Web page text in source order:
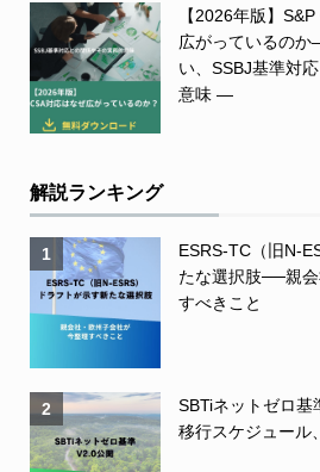
【2026年版】
広がっているの
い、SSBJ基準対
意味 ―
解説ランキング
1
ESRS-TC（旧N-
たな選択肢──親
すべきこと
2
SBTiネットゼロ基
移行スケジュール